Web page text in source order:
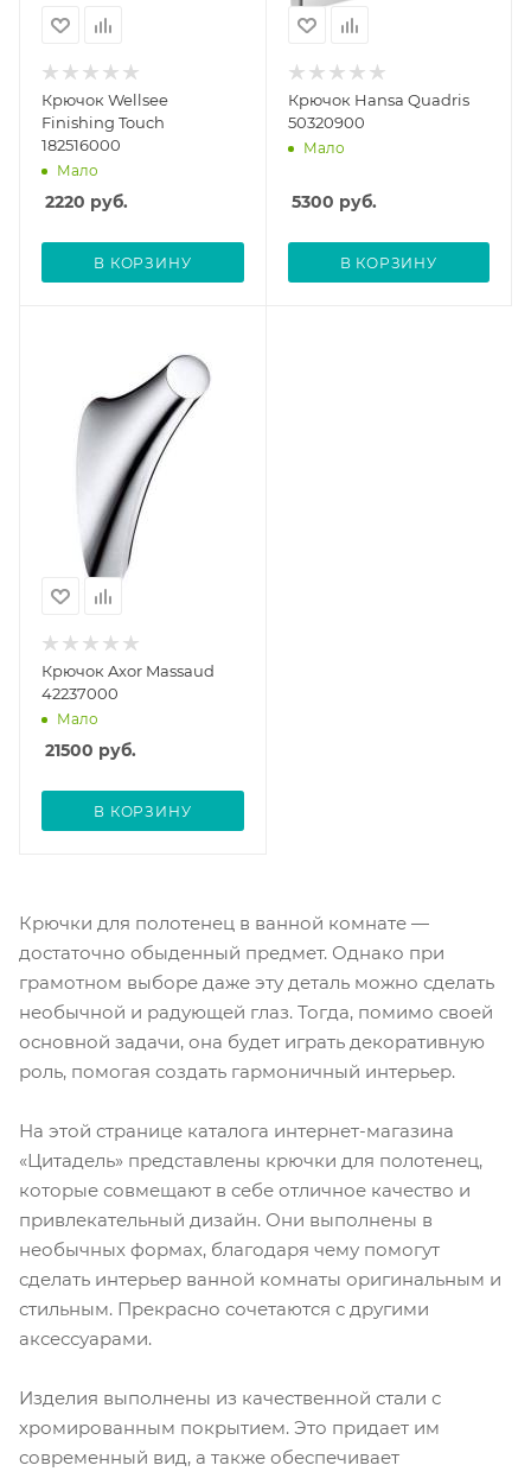
Крючок Wellsee
Finishing Touch
182516000
Мало
2220 руб.
В КОРЗИНУ
Крючок Hansa Quadris
50320900
Мало
5300 руб.
В КОРЗИНУ
Крючок Axor Massaud
42237000
Мало
21500 руб.
В КОРЗИНУ
Крючки для полотенец в ванной комнате —
достаточно обыденный предмет. Однако при
грамотном выборе даже эту деталь можно сделать
необычной и радующей глаз. Тогда, помимо своей
основной задачи, она будет играть декоративную
роль, помогая создать гармоничный интерьер.
На этой странице каталога интернет-магазина
«Цитадель» представлены крючки для полотенец,
которые совмещают в себе отличное качество и
привлекательный дизайн. Они выполнены в
необычных формах, благодаря чему помогут
сделать интерьер ванной комнаты оригинальным и
стильным. Прекрасно сочетаются с другими
аксессуарами.
Изделия выполнены из качественной стали с
хромированным покрытием. Это придает им
современный вид, а также обеспечивает